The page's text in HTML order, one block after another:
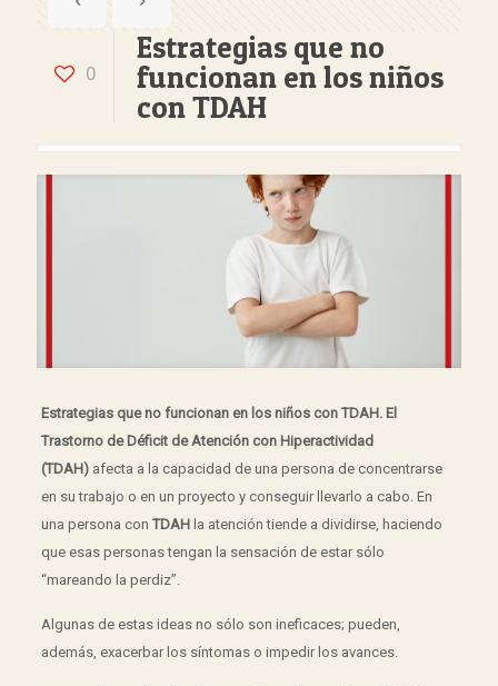
0
Estrategias que no
funcionan en los niños
con TDAH
Estrategias que no funcionan en los niños con TDAH. El
Trastorno de Déficit de Atención con Hiperactividad
(TDAH)afecta a la capacidad de una persona de concentrarse
en su trabajo o en un proyecto y conseguir llevarlo a cabo. En
una persona con TDAHla atención tiende a dividirse, haciendo
que esas personas tengan la sensación de estar sólo
“mareando la perdiz”.
Algunas de estas ideas no sólo son ineficaces; pueden,
además, exacerbar los síntomas o impedir los avances.